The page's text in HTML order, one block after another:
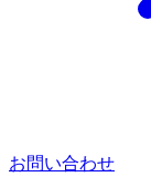
お問い合わせ